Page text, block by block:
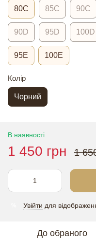
80C 85C 90C
90D 95D 100D
95E 100E
Колір
Чорний
В наявності
1 450 грн 1
Увійти для
До обраного